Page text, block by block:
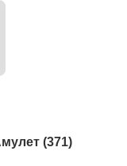
(371)